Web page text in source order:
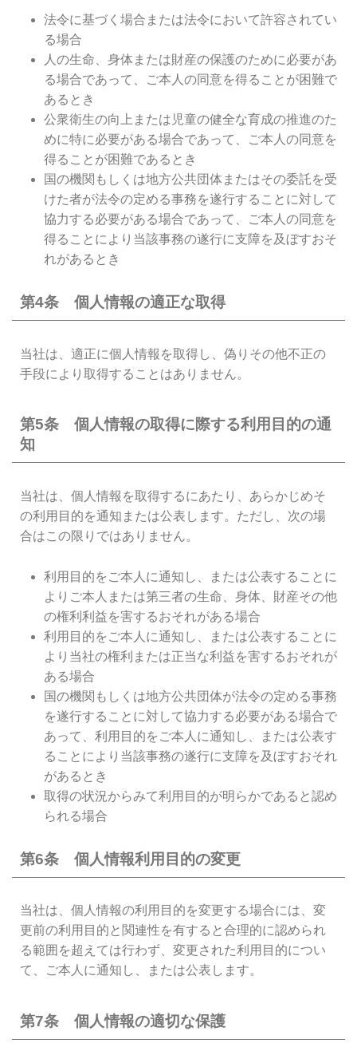
法令に基づく場合または法令において許容されてい
る場合
人の生命、身体または財産の保護のために必要があ
る場合であって、ご本人の同意を得ることが困難で
あるとき
公衆衛生の向上または児童の健全な育成の推進のた
めに特に必要がある場合であって、ご本人の同意を
得ることが困難であるとき
国の機関もしくは地方公共団体またはその委託を受
けた者が法令の定める事務を遂行することに対して
協力する必要がある場合であって、ご本人の同意を
得ることにより当該事務の遂行に支障を及ぼすおそ
れがあるとき
第4条 個人情報の適正な取得
当社は、適正に個人情報を取得し、偽りその他不正の
手段により取得することはありません。
第5条 個人情報の取得に際する利用目的の通
知
当社は、個人情報を取得するにあたり、あらかじめそ
の利用目的を通知または公表します。ただし、次の場
合はこの限りではありません。
利用目的をご本人に通知し、または公表することに
よりご本人または第三者の生命、身体、財産その他
の権利利益を害するおそれがある場合
利用目的をご本人に通知し、または公表することに
より当社の権利または正当な利益を害するおそれが
ある場合
国の機関もしくは地方公共団体が法令の定める事務
を遂行することに対して協力する必要がある場合で
あって、利用目的をご本人に通知し、または公表す
ることにより当該事務の遂行に支障を及ぼすおそれ
があるとき
取得の状況からみて利用目的が明らかであると認め
られる場合
第6条 個人情報利用目的の変更
当社は、個人情報の利用目的を変更する場合には、変
更前の利用目的と関連性を有すると合理的に認められ
る範囲を超えては行わず、変更された利用目的につい
て、ご本人に通知し、または公表します。
第7条 個人情報の適切な保護